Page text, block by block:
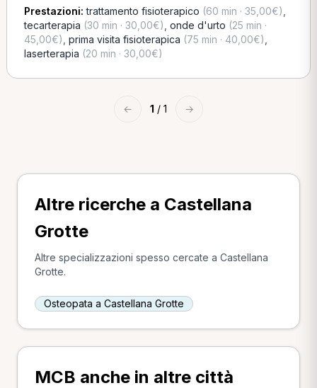
Prestazioni:trattamento fisioterapico (60 min · 35,00€)
tecarterapia (30 min · 30,00€) onde d'urto (25 min ·
45,00€) prima visita fisioterapica (75 min · 40,00€)
laserterapia (20 min · 30,00€)
← 1 / 1 →
Altre ricerche a Castellana
Grotte
Altre specializzazioni spesso cercate a Castellana
Grotte.
Osteopata a Castellana Grotte
MCB anche in altre città